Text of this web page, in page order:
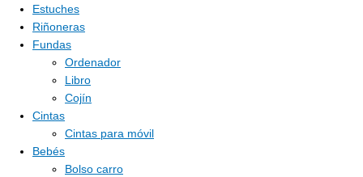
Estuches
Riñoneras
Fundas
Ordenador
Libro
Cojín
Cintas
Cintas para móvil
Bebés
Bolso carro